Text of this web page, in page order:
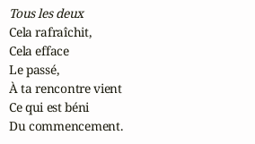
Tous les deux
Cela rafraîchit,
Cela efface
Le passé,
À ta rencontre vient
Ce qui est béni
Du commencement.